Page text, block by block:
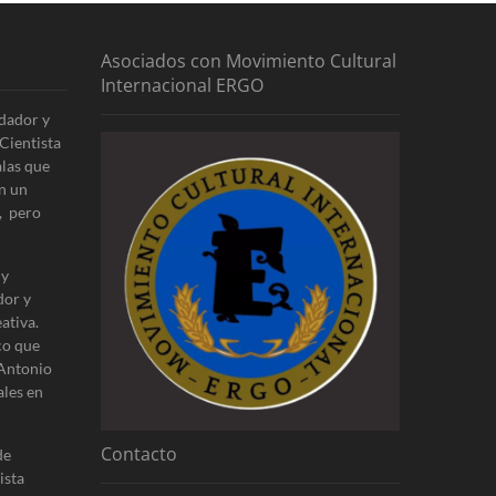
y
que
un
pero
y
que
en
Asociados con Movimiento Cultural
Internacional ERGO
Contacto